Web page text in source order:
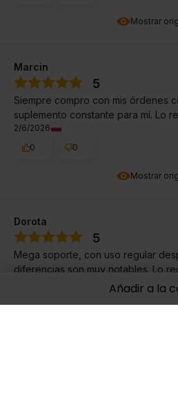
Añadir a la
Mostrar
Mostrar
Marcin
5
Siempre compro con mis órdenes
suplemento constante para mí. Lo
2/6/2026
0
0
Dorota
5
Mega soporte, con uso regular
diferencias son muy notables. Lo